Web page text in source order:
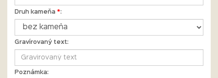
Druh kameňa *:
Gravírovaný text:
Poznámka: